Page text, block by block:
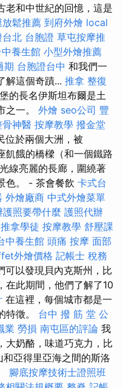
老和中世紀的回憶，這是
鬆推薦 到府外燴 local
台北 台胞證 草屯按摩推
中養生館 小型外燴推薦
期 台胞證台中 和我們一
解這個奇蹟... 推拿 整復
的長名伊斯坦布爾是土
之一。 外燴 seo公司 豐
骨神醫 按摩教學 撥金堂
位於兩個大洲，被
飢餓的橋樑（和一個鐵路
線亮麗的長廊，圍繞著
色。 - 茶會餐飲 卡式台
外燴廠商 中式外燴菜單
護照要帶什麼 護照代辦
推拿學徒 按摩教學 舒壓課
中養生館 頭痛 按摩 面部
外燴價格 記帳士 稅務
可以發現貝內克斯州，比
在此期間，他們了解了10
在這裡，每個城市都是一
特徵。 台中 撥 筋 堂 公
業 勞損 南屯區的評論 我
大奶酪，味道巧克力，比
亞得里亞海之間的斯洛
腳底按摩技術士證照班